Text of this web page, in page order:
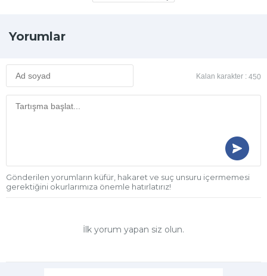
Yorumlar
Kalan karakter : 450
Gönderilen yorumların küfür, hakaret ve suç unsuru içermemesi
gerektiğini okurlarımıza önemle hatırlatırız!
İlk yorum yapan siz olun.